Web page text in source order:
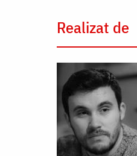
Realizat de